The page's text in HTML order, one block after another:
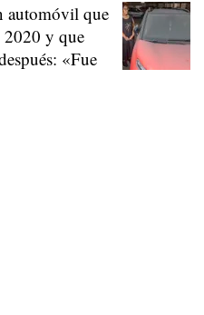
automóvil que
y que
«Fue